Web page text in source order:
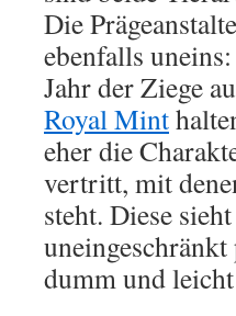
Die
ebenfalls uneins:
Jahr der Ziege
Royal Mint
eher die
vertritt, mit
steht. Diese
uneingeschränkt
dumm und